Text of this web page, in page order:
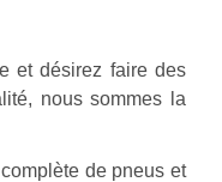
et désirez faire des
nous sommes la
de pneus et